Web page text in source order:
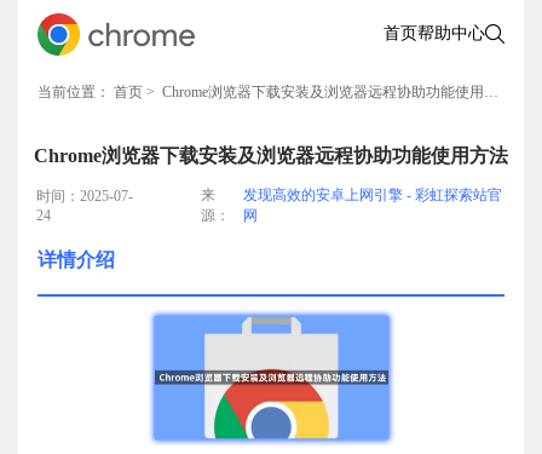
首页帮助中心
当前位置： 首页 > Chrome浏览器下载安装及浏览器远程协助功能使用方法
Chrome浏览器下载安装及浏览器远程协助功能使用方法
时间：2025-07-
24
来
源：
发现高效的安卓上网引擎 - 彩虹探索站官
网
详情介绍